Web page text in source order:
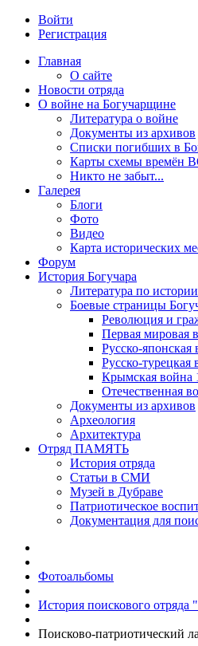
Войти
Регистрация
Главная
О сайте
Новости отряда
О войне на Богучарщине
Литература о войне
Документы из архивов
Списки погибших в
Карты схемы времён
Никто не забыт...
Галерея
Блоги
Фото
Видео
Карта исторических
Форум
История Богучара
Литература по
Боевые страницы
Революция и
Первая мировая
Русско-японская
Русско-турецкая
Крымская война
Отечественная
Документы из архивов
Археология
Архитектура
Отряд ПАМЯТЬ
История отряда
Статьи в СМИ
Музей в Дубраве
Патриотическое
Документация для
Фотоальбомы
История поискового
Поисково-патриотический